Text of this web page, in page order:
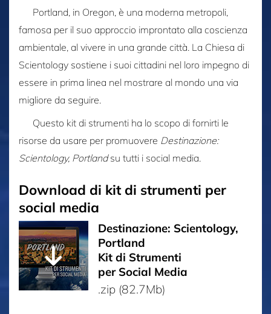
Portland, in Oregon, è una moderna metropoli,
famosa per il suo approccio improntato alla coscienza
ambientale, al vivere in una grande città. La Chiesa di
Scientology sostiene i suoi cittadini nel loro impegno di
essere in prima linea nel mostrare al mondo una via
migliore da seguire.
Questo kit di strumenti ha lo scopo di fornirti le
risorse da usare per promuovere Destinazione:
Scientology, Portlandsu tutti i social media.
Download di kit di strumenti per
social media
Destinazione: Scientology,
Portland
Kit di Strumenti
per Social Media
.zip (82.7Mb)